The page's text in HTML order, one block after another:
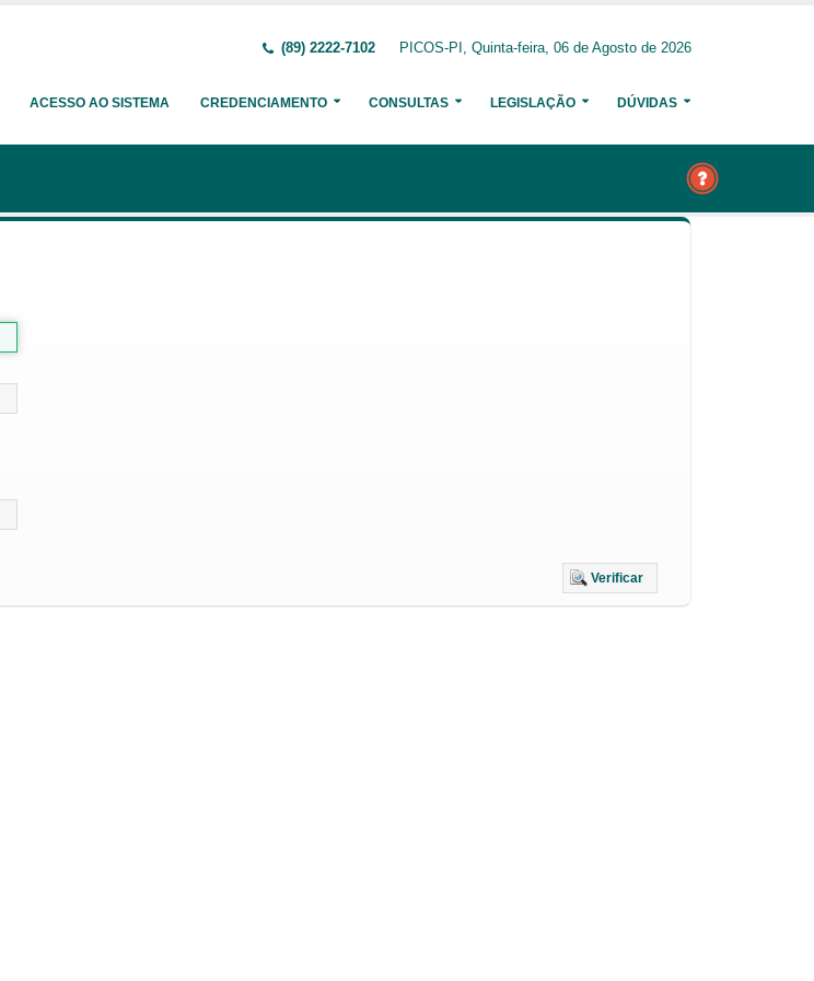
(89) 2222-7102 PICOS-PI, Quinta-feira, 06 de Agosto de 2026
ACESSO AO SISTEMA CREDENCIAMENTO CONSULTAS LEGISLAÇÃO DÚVIDAS
Verificar